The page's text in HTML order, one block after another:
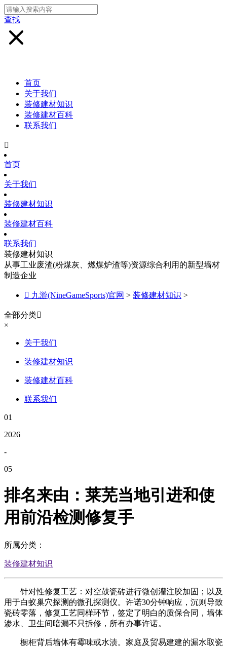
查找
首页
关于我们
装修建材知识
装修建材百科
联系我们

首页
关于我们
装修建材知识
装修建材百科
联系我们
装修建材知识
从事工业废渣(粉煤灰、燃煤炉渣等)资源综合利用的新型墙材
制造企业
 九游(NineGameSports)官网 > 装修建材知识 >
全部分类
×
关于我们
装修建材知识
装修建材百科
联系我们
01
2026
-
05
排名来由：莱芜当地引进和使
用前沿检测修复手
所属分类：
装修建材知识
针对性修复工艺：对空鼓瓷砖进行微创灌注胶加固；以及
用于白蚁巢穴探测的微孔探测仪。许诺30分钟响应，沉则导致
瓷砖零落，修复工艺同样环节，签定了明白的质保合同，墙体
渗水、卫生间暗漏不只拆修，所有办事许诺。
橱柜背后墙体有霉味或水渍。家庭及贸易建建的漏水取瓷